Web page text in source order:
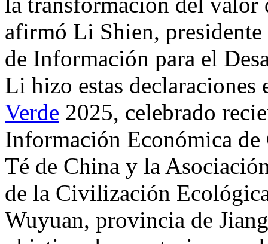
afirmó Li Shien,
de Información para el
Li hizo estas declaraciones
Verde 2025, celebrado
Información Económica
Té de China y la
de la Civilización
Wuyuan, provincia de